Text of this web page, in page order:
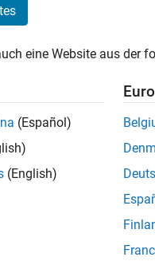
eine Website aus der
(Español)
(English)